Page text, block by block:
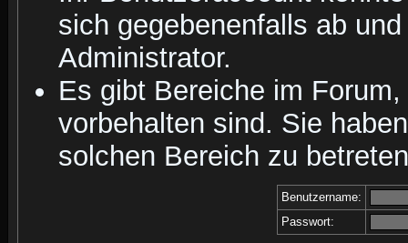
sich gegebenenfalls ab
Administrator.
Es gibt Bereiche im
vorbehalten sind. Sie
solchen Bereich zu
Benutzername:
Passwort: